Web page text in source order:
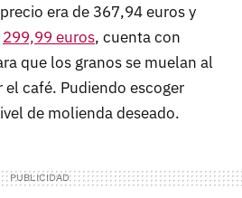
era de 367,94 euros y
299,99 euros, cuenta con
que los granos se muelan al
café. Pudiendo escoger
de molienda deseado.